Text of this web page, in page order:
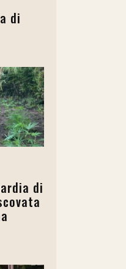
di
di